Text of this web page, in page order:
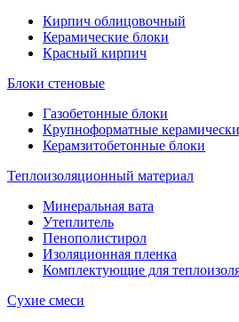
Кирпич облицовочный
Керамические блоки
Красный кирпич
Блоки стеновые
Газобетонные блоки
Крупноформатные
Керамзитобетонные блоки
Теплоизоляционный материал
Минеральная вата
Утеплитель
Пенополистирол
Изоляционная пленка
Комплектующие для
Сухие смеси